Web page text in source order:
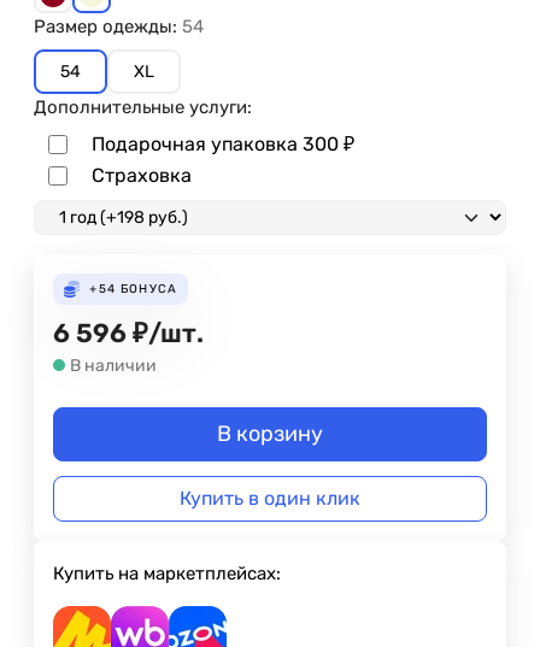
Размер одежды: 54
54 XL
Дополнительные услуги:
Подарочная упаковка 300 ₽
Страховка
+54 БОНУСА
6 596 ₽/шт.
В наличии
В корзину
Купить в один клик
Купить на маркетплейсах: